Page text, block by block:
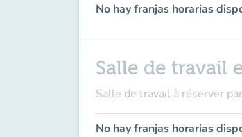
No hay franjas horarias
Salle de travail
Salle de travail à réserver
No hay franjas horarias